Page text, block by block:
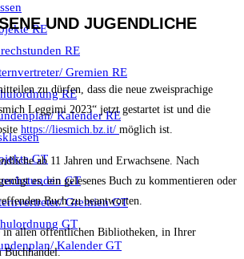
RE
RE
Gremien RE
RE
Kalender RE
GT
GT
Gremien GT
GT
Kalender GT
UND JUGENDLICHE
zu dürfen, dass die neue zweisprachige
Leggimi 2023“ jetzt gestartet ist und die
https://liesmich.bz.it/ möglich ist.
ab 11 Jahren und Erwachsene. Nach
es, ein gelesenes Buch zu kommentieren oder
Buch zu beantworten.
in allen öffentlichen Bibliotheken, in Ihrer
Buchhandel.